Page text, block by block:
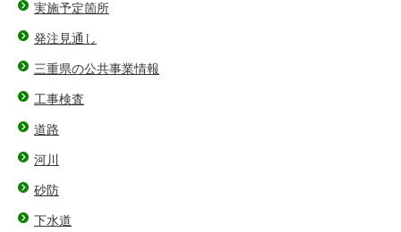
実施予定箇所
発注見通し
三重県の公共事業情報
工事検査
道路
河川
砂防
下水道